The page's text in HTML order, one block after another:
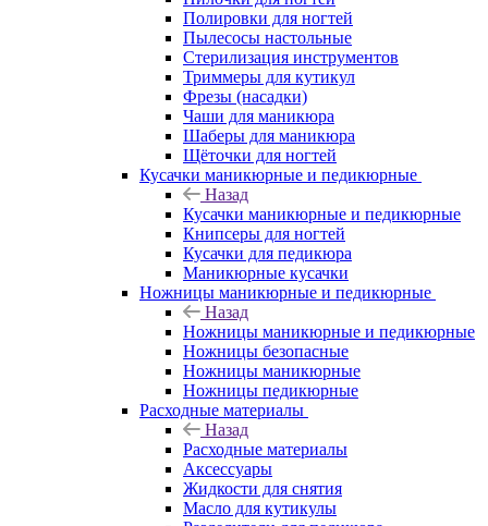
Полировки для ногтей
Пылесосы настольные
Стерилизация инструментов
Триммеры для кутикул
Фрезы (насадки)
Чаши для маникюра
Шаберы для маникюра
Щёточки для ногтей
Кусачки маникюрные и педикюрные
Назад
Кусачки маникюрные и педикюрные
Книпсеры для ногтей
Кусачки для педикюра
Маникюрные кусачки
Ножницы маникюрные и педикюрные
Назад
Ножницы маникюрные и педикюрные
Ножницы безопасные
Ножницы маникюрные
Ножницы педикюрные
Расходные материалы
Назад
Расходные материалы
Аксессуары
Жидкости для снятия
Масло для кутикулы